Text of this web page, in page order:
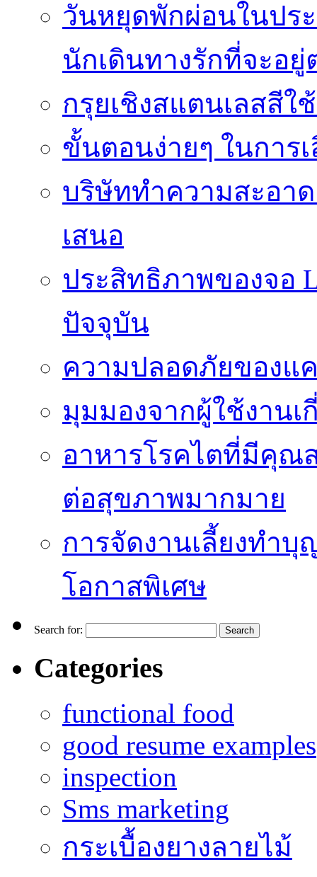
วันหยุดพักผ่อนในประ
นักเดินทางรักที่จะอยู่
กรุยเชิงสแตนเลสสีใ
ขั้นตอนง่ายๆ ในการ
บริษัททำความสะอา
เสนอ
ประสิทธิภาพของจอ
ปัจจุบัน
ความปลอดภัยของแ
มุมมองจากผู้ใช้งาน
อาหารโรคไตที่มีคุณ
ต่อสุขภาพมากมาย
การจัดงานเลี้ยงทำ
โอกาสพิเศษ
Search for:
Categories
functional food
good resume examples
inspection
Sms marketing
กระเบื้องยางลายไม้